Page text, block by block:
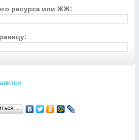
ресурса или ЖЖ: